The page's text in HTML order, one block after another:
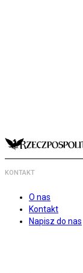
KONTAKT
O nas
Kontakt
Napisz do nas